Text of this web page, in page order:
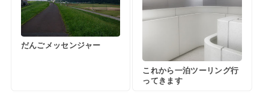
だんごメッセンジャー
これから一泊ツーリング行
ってきます